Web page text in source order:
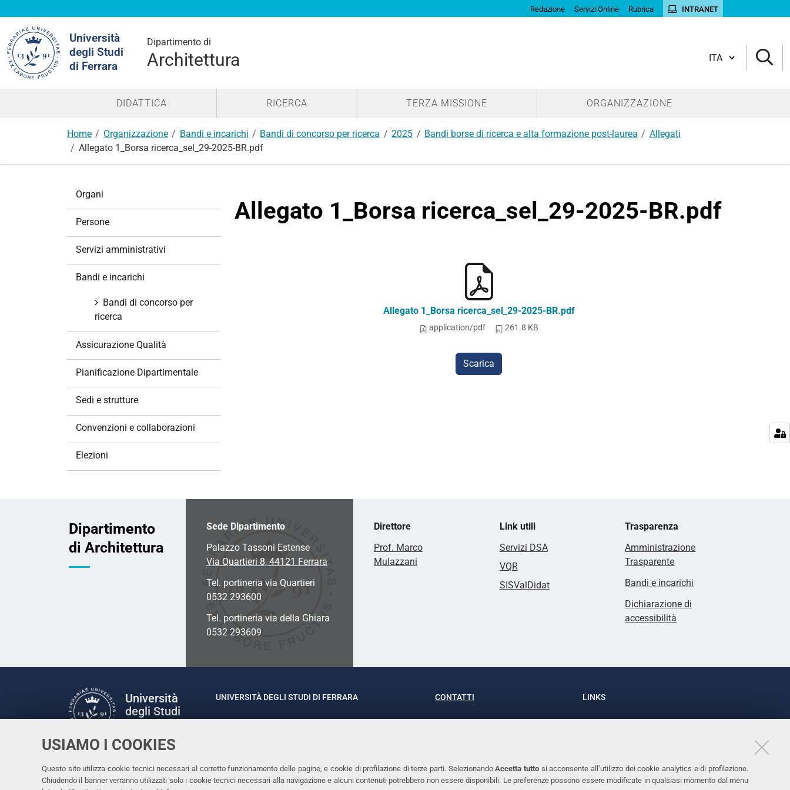
USIAMO I COOKIES
Questo sito utilizza cookie tecnici necessari al corretto funzionamento delle pagine, e cookie di profilazione di terze parti. SelezionandoAccetta tutto si acconsente all’utilizzo dei cookie analytics e di profilazione.
Chiudendo il banner verranno utilizzati solo i cookie tecnici necessari alla navigazione e alcuni contenuti potrebbero non essere disponibili. Le preferenze possono essere modificate in qualsiasi momento dal menu
Redazione Servizi Online Rubrica INTRANET
Università
degli Studi
di Ferrara
Dipartimento di
Architettura
nel
sito
Cambia lingua
DIDATTICA RICERCA TERZA MISSIONE ORGANIZZAZIONE
Home Organizzazione Bandi e incarichi Bandi di concorso per ricerca 2025 Bandi borse di ricerca e alta formazione post-laurea
Allegati
Allegato 1_Borsa ricerca_sel_29-2025-BR.pdf
Allegato 1_Borsa ricerca_sel_29-2025-BR.pdf
Allegato 1_Borsa ricerca_sel_29-2025-BR.pdf
application/pdf 261.8 KB
Scarica
e
Organi
Persone
Servizi amministrativi
Bandi e incarichi
Bandi di concorso per
ricerca
Assicurazione Qualità
Pianificazione Dipartimentale
Sedi e strutture
Convenzioni e collaborazioni
Elezioni
Dipartimento
di Architettura
Sede Dipartimento
Palazzo Tassoni Estense
Via Quartieri 8, 44121 Ferrara
Tel. portineria via Quartieri
0532 293600
Tel. portineria via della Ghiara
0532 293609
Direttore
Prof. Marco
Mulazzani
Link utili
Servizi DSA
VQR
SISValDidat
Trasparenza
Amministrazione
Trasparente
Bandi e incarichi
Dichiarazione di
accessibilità
Università
degli Studi
Facebook
LinkedinInstagram
Youtube
UNIVERSITÀ DEGLI STUDI DI FERRARA
Rettrice: Prof.ssa Laura Ramaciotti
CONTATTI
Tel. +39 0532 293111
LINKS
Accessibilità
Cookies